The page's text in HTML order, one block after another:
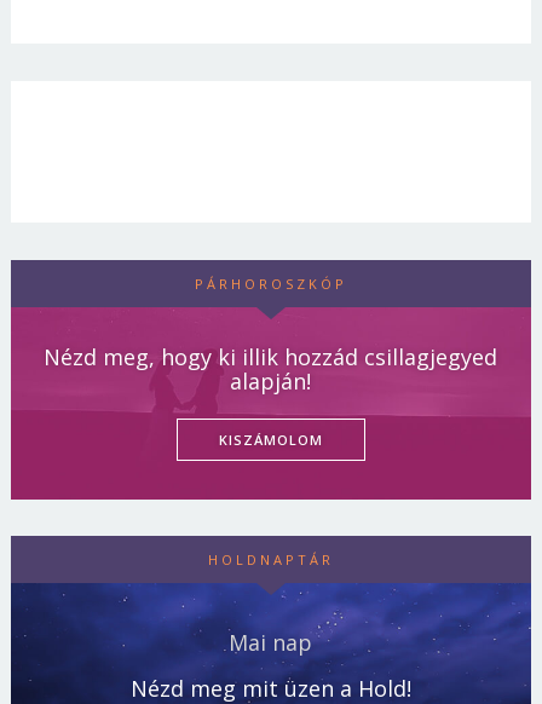
PÁRHOROSZKÓP
Nézd meg, hogy ki illik hozzád csillagjegyed
alapján!
KISZÁMOLOM
HOLDNAPTÁR
Mai nap
Nézd meg mit üzen a Hold!